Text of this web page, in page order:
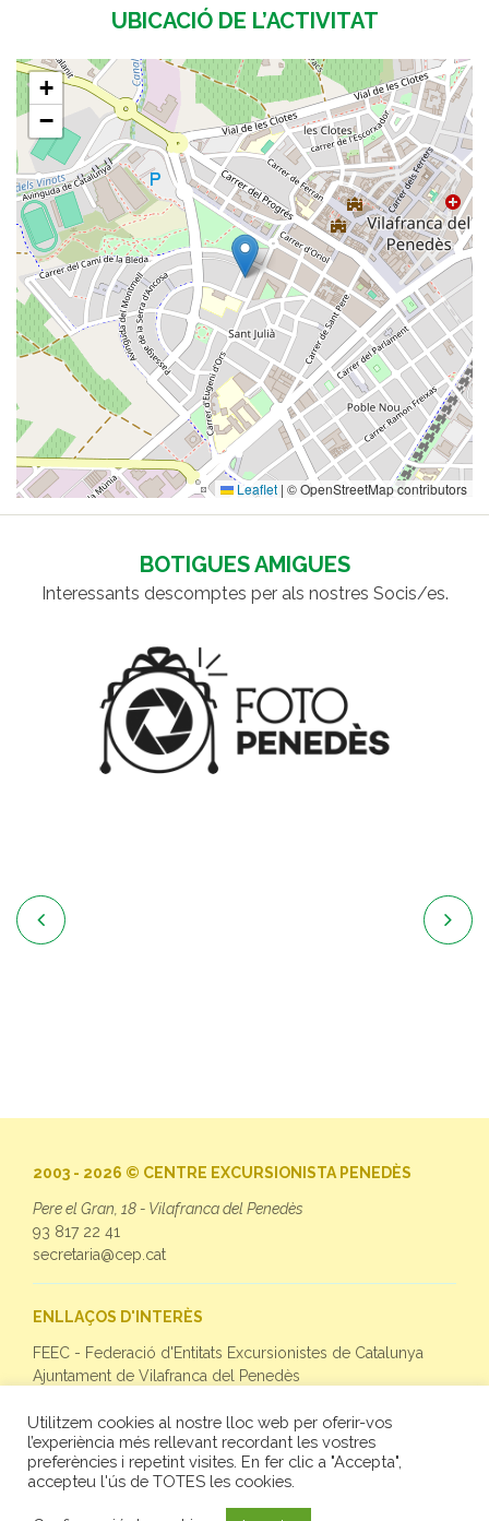
UBICACIÓ DE L’ACTIVITAT
+
−
Leaflet | © OpenStreetMap contributors
BOTIGUES AMIGUES
Interessants descomptes per als nostres Socis/es.
 
2003 - 2026 © CENTRE EXCURSIONISTA PENEDÈS
Pere el Gran, 18 - Vilafranca del Penedès
93 817 22 41
secretaria@cep.cat
ENLLAÇOS D'INTERÈS
FEEC - Federació d'Entitats Excursionistes de Catalunya
Ajuntament de Vilafranca del Penedès
SEGUEIX-NOS
Facebook
Twitter
Utilitzem cookies al nostre lloc web per oferir-vos
l’experiència més rellevant recordant les vostres
preferències i repetint visites. En fer clic a "Accepta",
accepteu l'ús de TOTES les cookies.